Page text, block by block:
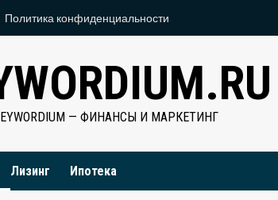
Политика конфиденциальности
— ФИНАНСЫ И МАРКЕТИНГ
Лизинг Ипотека